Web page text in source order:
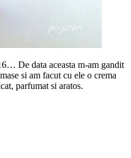
De data aceasta m-am gandit
si am facut cu ele o crema
parfumat si aratos.